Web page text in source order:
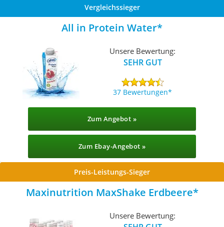
Vergleichssieger
All in Protein Water
Unsere Bewertung:
SEHR GUT
37 Bewertungen
Zum Angebot »
Zum Ebay-Angebot »
Preis-Leistungs-Sieger
Maxinutrition MaxShake Erdbeere
Unsere Bewertung: